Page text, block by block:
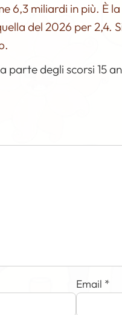
6,3 miliardi in più. È
del 2026 per 2,4.
parte degli scorsi 15
Email *